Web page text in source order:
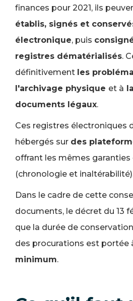
finances pour 2021, ils
établis, signés et
électronique, puis
registres dématérialisés.
définitivement les
l'archivage physique et à
documents légaux.
Ces registres électroniques
hébergés sur des
offrant les mêmes garanties
(chronologie et
Dans le cadre de cette
documents, le décret du 13
que la durée de
des procurations est portée
minimum.